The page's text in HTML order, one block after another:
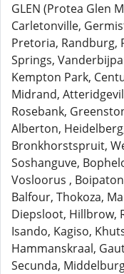
GLEN (Protea Glen
Carletonville,
Pretoria, Randburg,
Springs,
Kempton Park,
Midrand,
Rosebank,
Alberton,
Bronkhorstspruit,
Soshanguve,
Vosloorus ,
Balfour, Thokoza,
Diepsloot, Hillbrow,
Isando, Kagiso,
Hammanskraal,
Secunda,